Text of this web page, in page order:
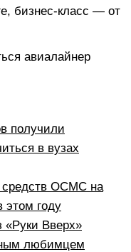
бизнес-класс — от
авиалайнер
получили
в вузах
средств ОСМС на
этом году
«Руки Вверх»
любимцем